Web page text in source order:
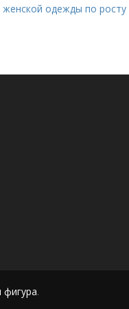
женской одежды по
фигура.